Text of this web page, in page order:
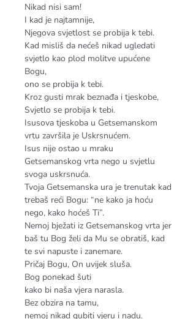
Nikad nisi sam!
I kad je najtamnije,
Njegova svjetlost se probija k tebi.
Kad misliš da nećeš nikad ugledati
svjetlo kao plod molitve upućene
Bogu,
ono se probija k tebi.
Kroz gusti mrak beznađa i tjeskobe,
Svjetlo se probija k tebi.
Isusova tjeskoba u Getsemanskom
vrtu završila je Uskrsnućem.
Isus nije ostao u mraku
Getsemanskog vrta nego u svjetlu
svoga uskrsnuća.
Tvoja Getsemanska ura je trenutak kad
trebaš reći Bogu: “ne kako ja hoću
nego, kako hoćeš Ti”.
Nemoj bježati iz Getsemanskog vrta jer
baš tu Bog želi da Mu se obratiš, kad
te svi napuste i zanemare.
Pričaj Bogu, On uvijek sluša.
Bog ponekad šuti
kako bi naša vjera narasla.
Bez obzira na tamu,
nemoj nikad gubiti vjeru i nadu.